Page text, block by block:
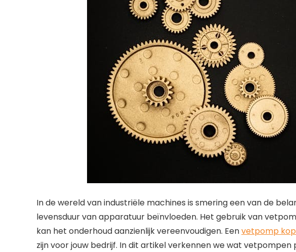
In de wereld van industriële machines is smering een van de
levensduur van apparatuur beïnvloeden. Het gebruik van
kan het onderhoud aanzienlijk vereenvoudigen. Eenvetpomp
zijn voor jouw bedrijf. In dit artikel verkennen we wat vetpompen